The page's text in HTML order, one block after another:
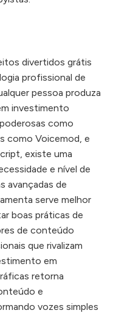
divertidos grátis
profissional de
pessoa produza
investimento
como
como Voicemod, e
existe uma
e nível de
avançadas de
serve melhor
boas práticas de
de conteúdo
que rivalizam
em
retorna
e
vozes simples